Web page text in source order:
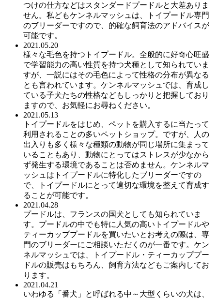
つけの仕方などはスタンダードプードルと大差ありま
せん。私どもケンネルマッシュは、トイプードル専門
のブリーダーですので、的確な飼育法のアドバイスが
可能です。
2021.05.20
様々な毛色を持つトイプードル。全般的に好奇心旺盛
で学習能力の高い性質を持つ犬種として知られていま
すが、一説にはその毛色によって性格の分布が異なる
とも言われています。ケンネルマッシュでは、育成し
ている子犬たちの性格などもしっかりと把握しており
ますので、お気軽にお尋ねください。
2021.05.13
トイプードルをはじめ、ペットを購入するに当たって
利用されることの多いペットショップ。ですが、人の
出入りも多く様々な種類の動物が同じ場所に集まって
いることもあり、動物にとってはストレスが少なから
ず発生する環境であることは否めません。ケンネルマ
ッシュはトイプードルに特化したブリーダーですの
で、トイプードルにとって適切な環境を整えて育成す
ることが可能です。
2021.04.28
プードルは、フランスの国犬としても知られていま
す。プードルの中でも特に人気の高いトイプードルや
ティーカッププードルを買いたいとお考えの際は、専
門のブリーダーにご相談いただくのが一番です。ケン
ネルマッシュでは、トイプードル・ティーカッププー
ドルの販売はもちろん、飼育方法などもご案内してお
ります。
2021.04.21
いわゆる「番犬」と呼ばれる中～大型くらいの犬は、